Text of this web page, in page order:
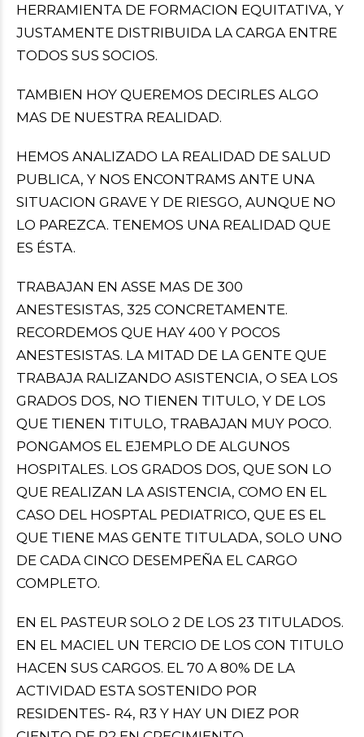
HERRAMIENTA DE FORMACION EQUITATIVA, Y
JUSTAMENTE DISTRIBUIDA LA CARGA ENTRE
TODOS SUS SOCIOS.
TAMBIEN HOY QUEREMOS DECIRLES ALGO
MAS DE NUESTRA REALIDAD.
HEMOS ANALIZADO LA REALIDAD DE SALUD
PUBLICA, Y NOS ENCONTRAMS ANTE UNA
SITUACION GRAVE Y DE RIESGO, AUNQUE NO
LO PAREZCA. TENEMOS UNA REALIDAD QUE
ES ÉSTA.
TRABAJAN EN ASSE MAS DE 300
ANESTESISTAS, 325 CONCRETAMENTE.
RECORDEMOS QUE HAY 400 Y POCOS
ANESTESISTAS. LA MITAD DE LA GENTE QUE
TRABAJA RALIZANDO ASISTENCIA, O SEA LOS
GRADOS DOS, NO TIENEN TITULO, Y DE LOS
QUE TIENEN TITULO, TRABAJAN MUY POCO.
PONGAMOS EL EJEMPLO DE ALGUNOS
HOSPITALES. LOS GRADOS DOS, QUE SON LO
QUE REALIZAN LA ASISTENCIA, COMO EN EL
CASO DEL HOSPTAL PEDIATRICO, QUE ES EL
QUE TIENE MAS GENTE TITULADA, SOLO UNO
DE CADA CINCO DESEMPEÑA EL CARGO
COMPLETO.
EN EL PASTEUR SOLO 2 DE LOS 23 TITULADOS.
EN EL MACIEL UN TERCIO DE LOS CON TITULO
HACEN SUS CARGOS. EL 70 A 80% DE LA
ACTIVIDAD ESTA SOSTENIDO POR
RESIDENTES- R4, R3 Y HAY UN DIEZ POR